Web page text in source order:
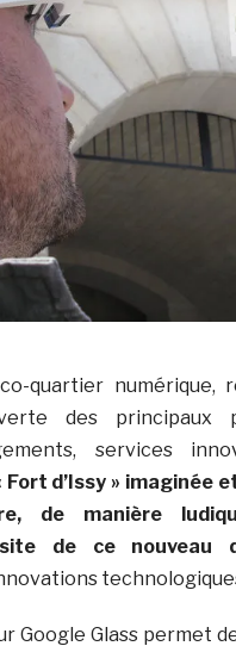
quartier numérique,
des principaux
services
Fort d’Issy » imaginée
de manière
de ce nouveau
Google Glass permet